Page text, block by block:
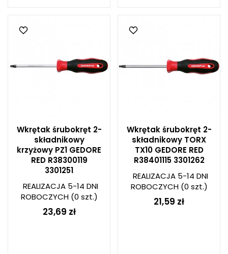
Wkrętak śrubokręt 2-
składnikowy
krzyżowy PZ1 GEDORE
RED R38300119
3301251
REALIZACJA 5-14 DNI
ROBOCZYCH(0 szt.)
23,69 zł
Wkrętak śrubokręt 2-
składnikowy TORX
TX10 GEDORE RED
R38401115 3301262
REALIZACJA 5-14 DNI
ROBOCZYCH(0 szt.)
21,59 zł